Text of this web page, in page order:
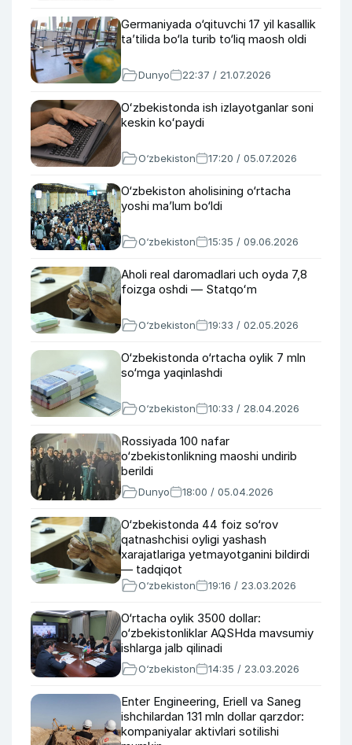
Germaniyada o‘qituvchi 17 yil kasallik
ta’tilida bo‘la turib to‘liq maosh oldi
Dunyo 22:37 / 21.07.2026
Oʻzbekistonda ish izlayotganlar soni
keskin koʻpaydi
O‘zbekiston 17:20 / 05.07.2026
O‘zbekiston aholisining o‘rtacha
yoshi maʼlum bo‘ldi
O‘zbekiston 15:35 / 09.06.2026
Aholi real daromadlari uch oyda 7,8
foizga oshdi — Statqoʻm
O‘zbekiston 19:33 / 02.05.2026
O‘zbekistonda o‘rtacha oylik 7 mln
so‘mga yaqinlashdi
O‘zbekiston 10:33 / 28.04.2026
Rossiyada 100 nafar
o‘zbekistonlikning maoshi undirib
berildi
Dunyo 18:00 / 05.04.2026
O‘zbekistonda 44 foiz so‘rov
qatnashchisi oyligi yashash
xarajatlariga yetmayotganini bildirdi
— tadqiqot
O‘zbekiston 19:16 / 23.03.2026
O‘rtacha oylik 3500 dollar:
o‘zbekistonliklar AQSHda mavsumiy
ishlarga jalb qilinadi
O‘zbekiston 14:35 / 23.03.2026
Enter Engineering, Eriell va Saneg
ishchilardan 131 mln dollar qarzdor:
kompaniyalar aktivlari sotilishi